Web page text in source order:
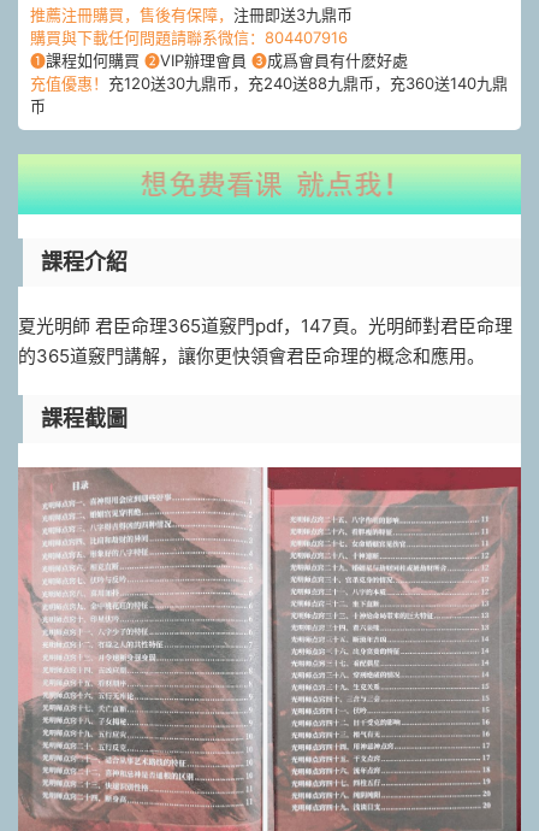
推薦注冊購買，售後有保障， 注冊即送3九鼎币
購買與下載任何問題請聯系微信：804407916
❶課程如何購買 ❷VIP辦理會員 ❸成爲會員有什麽好處
充值優惠！ 充120送30九鼎币，充240送88九鼎币，充360送140九鼎
币
課程介紹
夏光明師 君臣命理365道竅門pdf，147頁。光明師對君臣命理
的365道竅門講解，讓你更快領會君臣命理的概念和應用。
課程截圖